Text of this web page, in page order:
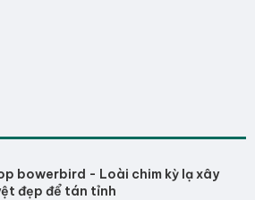
bowerbird - Loài chim kỳ lạ xây
đẹp để tán tỉnh